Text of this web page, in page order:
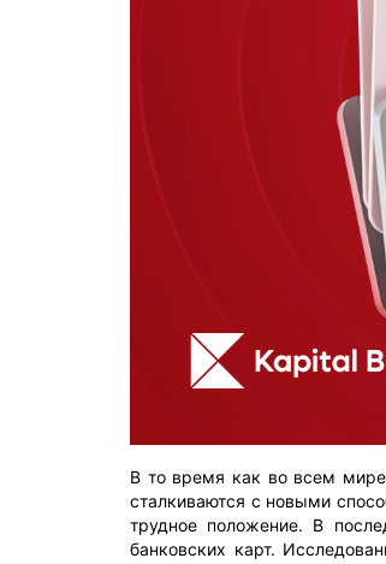
В то время как во всем
сталкиваются с новыми
трудное положение. В
банковских карт.